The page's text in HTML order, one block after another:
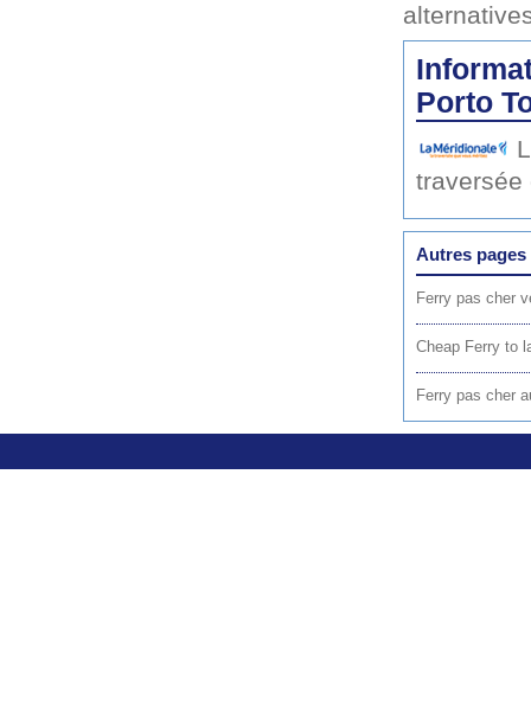
Porto
traversée
Autres pages
Ferry pas cher
Cheap Ferry to
Ferry pas cher